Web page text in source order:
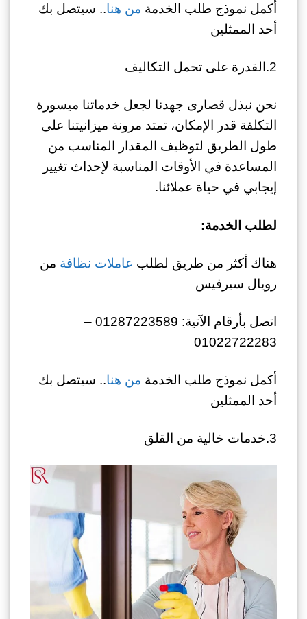
أكمل نموذج طلب الخدمة من هنا.. سيتصل بك
أحد الممثلين
2.القدرة على تحمل التكاليف
نحن نبذل قصارى جهدنا لجعل خدماتنا ميسورة
التكلفة قدر الإمكان، تمتد مرونة ميزانيتنا على
طول الطريق لتوظيف المقدار المناسب من
المساعدة في الأوقات المناسبة لإحداث تغيير
إيجابي في حياة عملائنا.
لطلب الخدمة:
هناك أكثر من طريق لطلب عاملات نظافة من
رويال سيرفيس
اتصل بأرقام الآتية: 01287223589 –
01022722283
أكمل نموذج طلب الخدمة من هنا.. سيتصل بك
أحد الممثلين
3.خدمات خالية من القلق